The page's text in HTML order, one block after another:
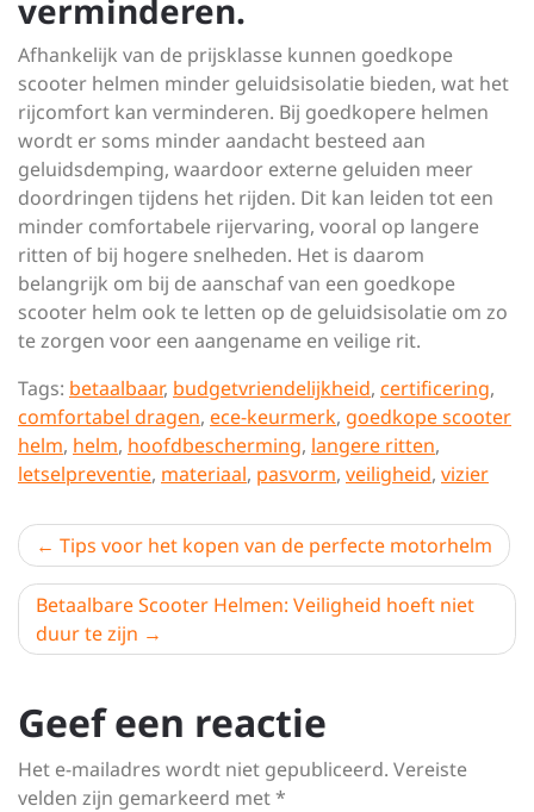
verminderen.
Afhankelijk van de prijsklasse kunnen goedkope
scooter helmen minder geluidsisolatie bieden, wat het
rijcomfort kan verminderen. Bij goedkopere helmen
wordt er soms minder aandacht besteed aan
geluidsdemping, waardoor externe geluiden meer
doordringen tijdens het rijden. Dit kan leiden tot een
minder comfortabele rijervaring, vooral op langere
ritten of bij hogere snelheden. Het is daarom
belangrijk om bij de aanschaf van een goedkope
scooter helm ook te letten op de geluidsisolatie om zo
te zorgen voor een aangename en veilige rit.
Tags: betaalbaar, budgetvriendelijkheid, certificering,
comfortabel dragen, ece-keurmerk, goedkope scooter
helm, helm, hoofdbescherming, langere ritten,
letselpreventie, materiaal, pasvorm, veiligheid, vizier
Berichtnavigatie
Tips voor het kopen van de perfecte motorhelm
Betaalbare Scooter Helmen: Veiligheid hoeft niet
duur te zijn
Geef een reactie
Het e-mailadres wordt niet gepubliceerd. Vereiste
velden zijn gemarkeerd met*